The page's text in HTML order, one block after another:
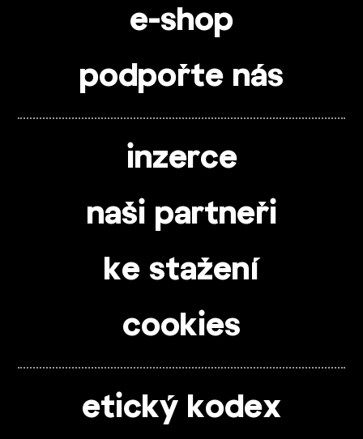
e-shop
podpořte nás
inzerce
naši partneři
ke stažení
cookies
etický kodex